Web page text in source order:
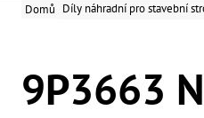
Domů Díly náhradní pro stavební
9P3663